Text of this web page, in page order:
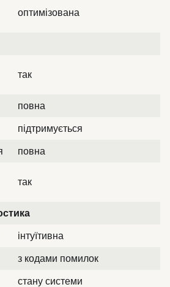
оптимізована
так
повна
підтримується
повна
так
інтуїтивна
з кодами помилок
стану системи